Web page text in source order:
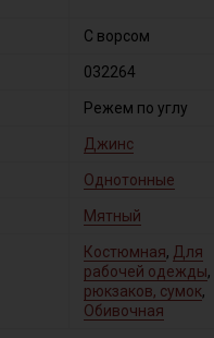
С ворсом
032264
Режем по углу
Джинс
Однотонные
Мятный
Костюмная, Для
рабочей одежды,
рюкзаков, сумок,
Обивочная